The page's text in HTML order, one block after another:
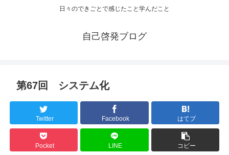
日々のできごとで感じたこと学んだこと
自己啓発ブログ
第67回 システム化
Twitter Facebook はてブ
Pocket LINE コピー